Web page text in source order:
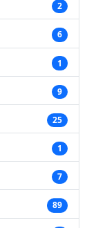
2
6
1
9
25
1
7
89